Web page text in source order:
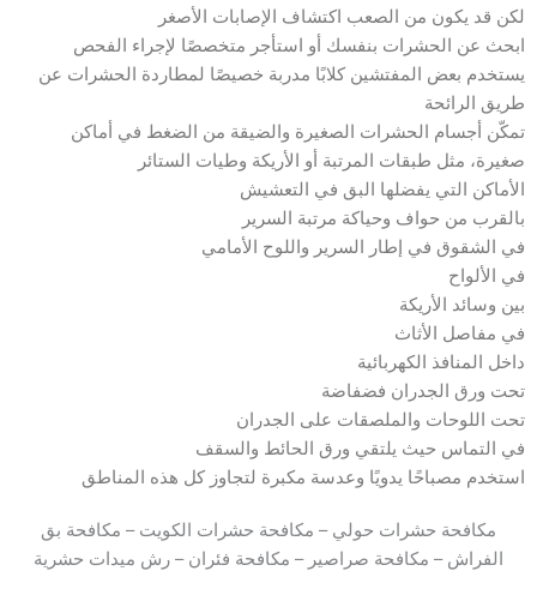
لكن قد يكون من الصعب اكتشاف الإصابات الأصغر
ابحث عن الحشرات بنفسك أو استأجر متخصصًا لإجراء الفحص
يستخدم بعض المفتشين كلابًا مدربة خصيصًا لمطاردة الحشرات عن
طريق الرائحة
تمكّن أجسام الحشرات الصغيرة والضيقة من الضغط في أماكن
صغيرة، مثل طبقات المرتبة أو الأريكة وطيات الستائر
الأماكن التي يفضلها البق في التعشيش
بالقرب من حواف وحياكة مرتبة السرير
في الشقوق في إطار السرير واللوح الأمامي
في الألواح
بين وسائد الأريكة
في مفاصل الأثاث
داخل المنافذ الكهربائية
تحت ورق الجدران فضفاضة
تحت اللوحات والملصقات على الجدران
في التماس حيث يلتقي ورق الحائط والسقف
استخدم مصباحًا يدويًا وعدسة مكبرة لتجاوز كل هذه المناطق
مكافحة حشرات حولي – مكافحة حشرات الكويت – مكافحة بق
الفراش – مكافحة صراصير – مكافحة فئران – رش ميدات حشرية